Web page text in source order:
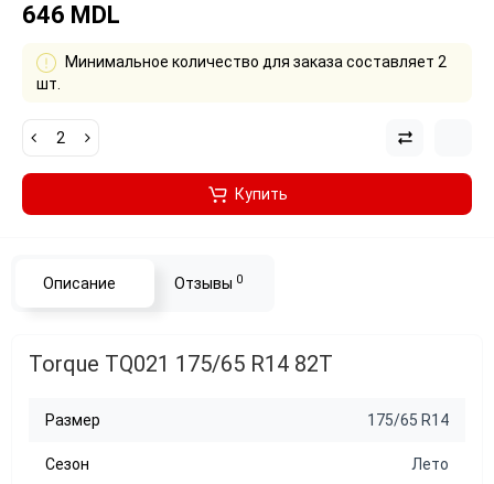
646 MDL
Минимальное количество для заказа составляет 2
шт.
Купить
Описание Отзывы 0
Torque TQ021 175/65 R14 82T
Размер 175/65 R14
Сезон Лето